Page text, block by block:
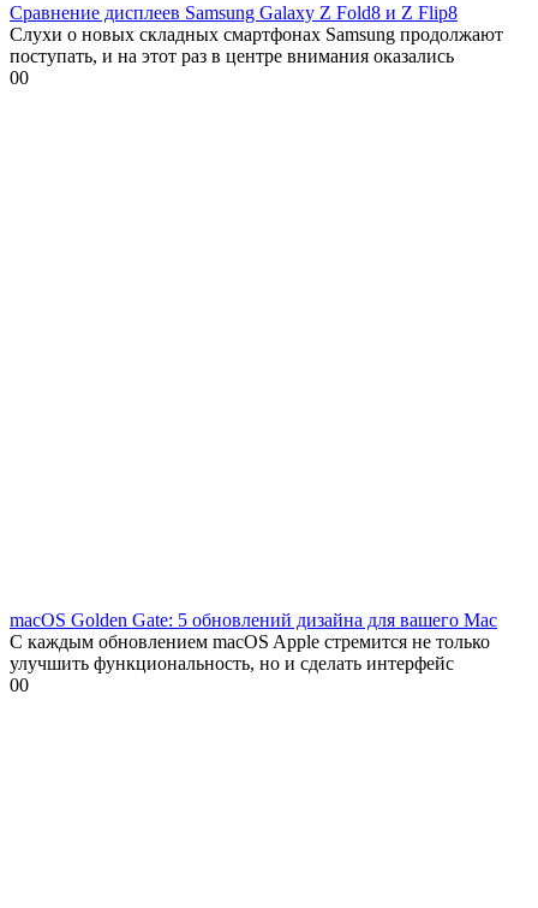
Сравнение дисплеев Samsung Galaxy Z Fold8 и Z Flip8
Слухи о новых складных смартфонах Samsung продолжают
поступать, и на этот раз в центре внимания оказались
00
macOS Golden Gate: 5 обновлений дизайна для вашего Mac
С каждым обновлением macOS Apple стремится не только
улучшить функциональность, но и сделать интерфейс
00